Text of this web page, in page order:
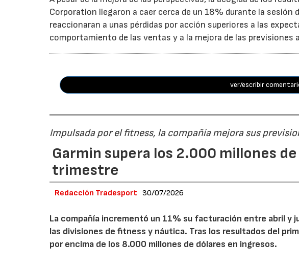
Corporation llegaron a caer cerca de un 18% durante la sesión
reaccionaran a unas pérdidas por acción superiores a las
comportamiento de las ventas y a la mejora de las previsiones
ver/escribir
Impulsada por el fitness, la compañía mejora sus
Garmin supera los 2.000 millones
trimestre
Redacción Tradesport 30/07/2026
La compañía incrementó un 11% su facturación entre abril y
las divisiones de fitness y náutica. Tras los resultados del
por encima de los 8.000 millones de dólares en ingresos.